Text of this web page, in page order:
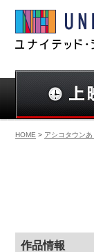
HOME > アシコタウン
作品情報